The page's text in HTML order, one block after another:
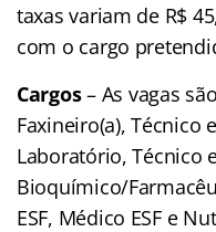
taxas variam de R$
com o cargo
Cargos– As vagas
Faxineiro(a), Técnico
Laboratório, Técnico
Bioquímico/
ESF, Médico ESF e